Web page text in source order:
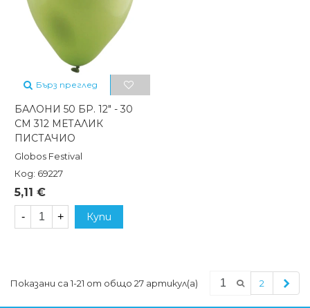
Бърз преглед
БАЛОНИ 50 БР. 12" - 30
СМ 312 МЕТАЛИК
ПИСТАЧИО
Globos Festival
Код: 69227
5,11 €
- + Купи
Показани са 1-21 от общо 27 артикул(а) 2